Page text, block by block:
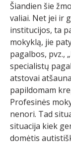
Šiandien šie
valiai. Net jei ir
institucijos, ta
mokyklą, jie
pagalbos, pvz.,
specialistų
atstovai
papildomam
Profesinės
nenori. Tad
situacija kiek
domėtis